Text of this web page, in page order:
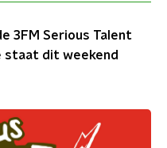
3FM Serious Talent
staat dit weekend